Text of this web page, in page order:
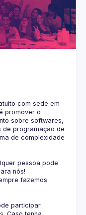
com sede em
promover o
sobre softwares,
de programação de
de complexidade
pessoa pode
nós!
fazemos
participar